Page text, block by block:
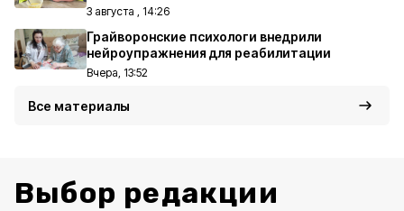
3 августа , 14:26
Грайворонские психологи внедрили
нейроупражнения для реабилитации
Вчера, 13:52
Все материалы
Выбор редакции